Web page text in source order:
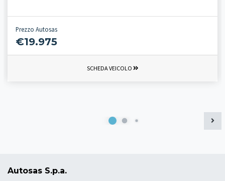
Prezzo Autosas
€19.975
SCHEDA VEICOLO
Autosas S.p.a.